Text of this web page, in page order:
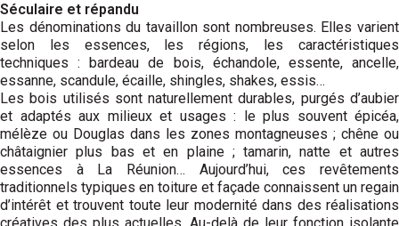
Séculaire et répandu
Les dénominations du tavaillon sont nombreuses. Elles varient
selon les essences, les régions, les caractéristiques
techniques : bardeau de bois, échandole, essente, ancelle,
essanne, scandule, écaille, shingles, shakes, essis…
Les bois utilisés sont naturellement durables, purgés d’aubier
et adaptés aux milieux et usages : le plus souvent épicéa,
mélèze ou Douglas dans les zones montagneuses ; chêne ou
châtaignier plus bas et en plaine ; tamarin, natte et autres
essences à La Réunion… Aujourd’hui, ces revêtements
traditionnels typiques en toiture et façade connaissent un regain
d’intérêt et trouvent toute leur modernité dans des réalisations